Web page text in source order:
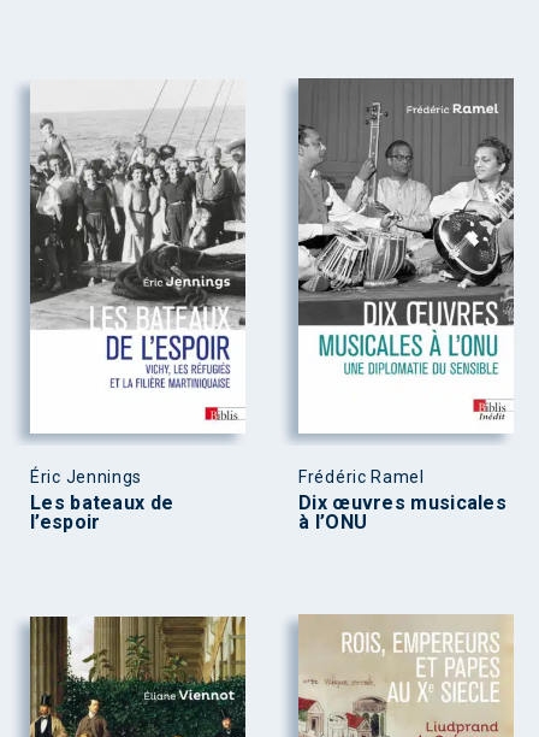
Éric Jennings
Les bateaux de
l’espoir
Frédéric Ramel
Dix œuvres musicales
à l’ONU